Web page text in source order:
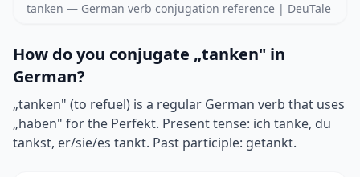
tanken — German verb conjugation reference | DeuTale
How do you conjugate „tanken" in
German?
„tanken" (to refuel) is a regular German verb that uses
„haben" for the Perfekt. Present tense: ich tanke, du
tankst, er/sie/es tankt. Past participle: getankt.